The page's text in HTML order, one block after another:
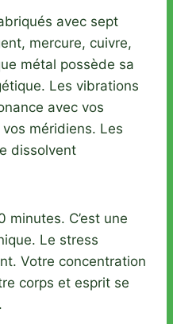
avec sept
mercure, cuivre,
métal possède sa
Les vibrations
avec vos
méridiens. Les
dissolvent
minutes. C’est une
Le stress
Votre concentration
corps et esprit se